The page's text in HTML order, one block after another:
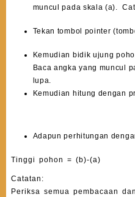
muncul pada skala (a).
Tekan tombol pointer
Kemudian bidik ujung
Baca angka yang muncul
lupa.
Kemudian hitung dengan
Adapun perhitungan
Tinggi pohon = (b)-(a)
Catatan:
Periksa semua pembacaan